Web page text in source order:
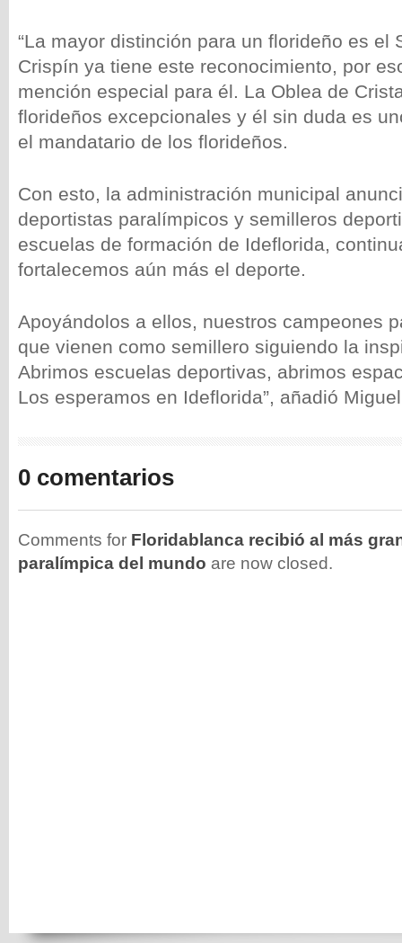
“La mayor distinción para un florideño es el
Crispín ya tiene este reconocimiento, por
mención especial para él. La Oblea de
florideños excepcionales y él sin duda es
el mandatario de los florideños.
Con esto, la administración municipal
deportistas paralímpicos y semilleros
escuelas de formación de Ideflorida,
fortalecemos aún más el deporte.
Apoyándolos a ellos, nuestros campeones
que vienen como semillero siguiendo la
Abrimos escuelas deportivas, abrimos
Los esperamos en Ideflorida”, añadió
0 comentarios
Comments for Floridablanca recibió al más
paralímpica del mundo are now closed.
wp-